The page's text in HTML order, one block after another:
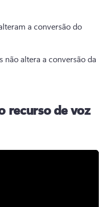
a conversão do
não altera a conversão da
recurso de voz